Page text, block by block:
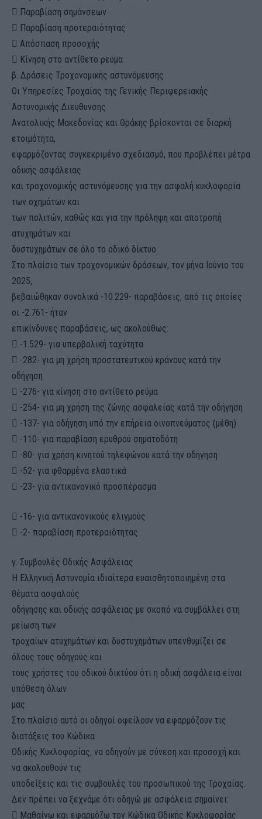
 Παραβίαση σημάνσεων
 Παραβίαση προτεραιότητας
 Απόσπαση προσοχής
 Κίνηση στο αντίθετο ρεύμα
β. Δράσεις Τροχονομικής αστυνόμευσης
Οι Υπηρεσίες Τροχαίας της Γενικής Περιφερειακής
Αστυνομικής Διεύθυνσης
Ανατολικής Μακεδονίας και Θράκης βρίσκονται σε διαρκή
ετοιμότητα,
εφαρμόζοντας συγκεκριμένο σχεδιασμό, που προβλέπει μέτρα
οδικής ασφάλειας
και τροχονομικής αστυνόμευσης για την ασφαλή κυκλοφορία
των οχημάτων και
των πολιτών, καθώς και για την πρόληψη και αποτροπή
ατυχημάτων και
δυστυχημάτων σε όλο το οδικό δίκτυο.
Στο πλαίσιο των τροχονομικών δράσεων, τον μήνα Ιούνιο του
2025,
βεβαιώθηκαν συνολικά -10.229- παραβάσεις, από τις οποίες
οι -2.761- ήταν
επικίνδυνες παραβάσεις, ως ακολούθως:
 -1.529- για υπερβολική ταχύτητα
 -282- για μη χρήση προστατευτικού κράνους κατά την
οδήγηση
 -276- για κίνηση στο αντίθετο ρεύμα
 -254- για μη χρήση της ζώνης ασφαλείας κατά την οδήγηση
 -137- για οδήγηση υπό την επήρεια οινοπνεύματος (μέθη)
 -110- για παραβίαση ερυθρού σηματοδότη
 -80- για χρήση κινητού τηλεφώνου κατά την οδήγηση
 -52- για φθαρμένα ελαστικά
 -23- για αντικανονικό προσπέρασμα
 -16- για αντικανονικούς ελιγμούς
 -2- παραβίαση προτεραιότητας
γ. Συμβουλές Οδικής Ασφάλειας
Η Ελληνική Αστυνομία ιδιαίτερα ευαισθητοποιημένη στα
θέματα ασφαλούς
οδήγησης και οδικής ασφάλειας με σκοπό να συμβάλλει στη
μείωση των
τροχαίων ατυχημάτων και δυστυχημάτων υπενθυμίζει σε
όλους τους οδηγούς και
τους χρήστες του οδικού δικτύου ότι η οδική ασφάλεια είναι
υπόθεση όλων
μας.
Στο πλαίσιο αυτό οι οδηγοί οφείλουν να εφαρμόζουν τις
διατάξεις του Κώδικα
Οδικής Κυκλοφορίας, να οδηγούν με σύνεση και προσοχή και
να ακολουθούν τις
υποδείξεις και τις συμβουλές του προσωπικού της Τροχαίας.
Δεν πρέπει να ξεχνάμε ότι οδηγώ με ασφάλεια σημαίνει:
 Μαθαίνω και εφαρμόζω τον Κώδικα Οδικής Κυκλοφορίας